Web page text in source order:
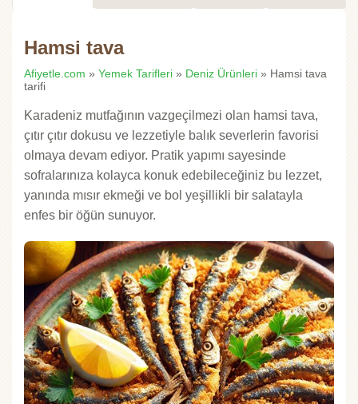
Hamsi tava
Afiyetle.com » Yemek Tarifleri » Deniz Ürünleri » Hamsi tava
tarifi
Karadeniz mutfağının vazgeçilmezi olan hamsi tava,
çıtır çıtır dokusu ve lezzetiyle balık severlerin favorisi
olmaya devam ediyor. Pratik yapımı sayesinde
sofralarınıza kolayca konuk edebileceğiniz bu lezzet,
yanında mısır ekmeği ve bol yeşillikli bir salatayla
enfes bir öğün sunuyor.